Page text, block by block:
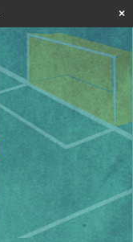
×